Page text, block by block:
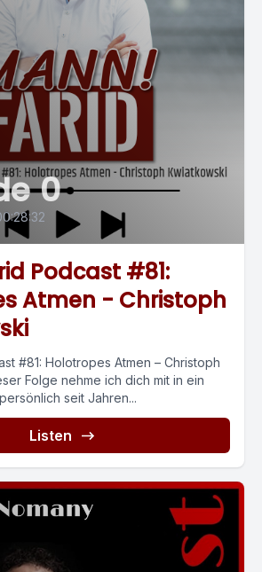
0
Podcast #81:
Atmen - Christoph
#81: Holotropes Atmen – Christoph
Folge nehme ich dich mit in ein
seit Jahren...
Listen